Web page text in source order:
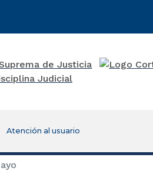
Atención al usuario